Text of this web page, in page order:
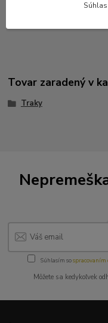
Čierne traky s bielymi
Tovar zaradený v
Traky
Súhlasím sospracovaním
Môžete sa kedykoľvek